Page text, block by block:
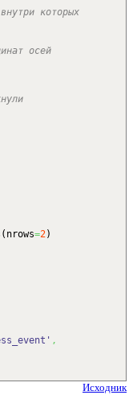
которых
осей
( nrows=2)
,
Исходник